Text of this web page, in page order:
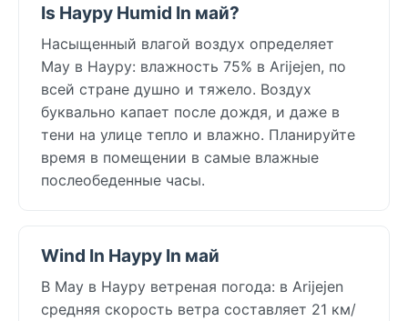
Is Науру Humid In май?
Насыщенный влагой воздух определяет
May в Науру: влажность 75% в Arijejen, по
всей стране душно и тяжело. Воздух
буквально капает после дождя, и даже в
тени на улице тепло и влажно. Планируйте
время в помещении в самые влажные
послеобеденные часы.
Wind In Науру In май
В May в Науру ветреная погода: в Arijejen
средняя скорость ветра составляет 21 км/